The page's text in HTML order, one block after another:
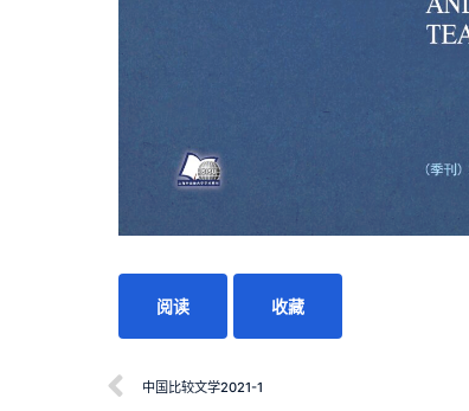
阅读 收藏
中国比较文学2021-1